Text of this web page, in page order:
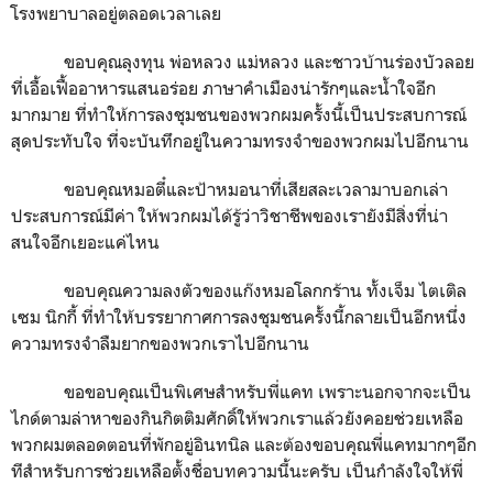
โรงพยาบาลอยู่ตลอดเวลาเลย
ขอบคุณลุงทุน พ่อหลวง แม่หลวง และชาวบ้านร่องบัวลอย
ที่เอื้อเฟื้ออาหารแสนอร่อย ภาษาคำเมืองน่ารักๆและน้ำใจอีก
มากมาย ที่ทำให้การลงชุมชนของพวกผมครั้งนี้เป็นประสบการณ์
สุดประทับใจ ที่จะบันทึกอยู่ในความทรงจำของพวกผมไปอีกนาน
ขอบคุณหมอตี๋และป้าหมอนาที่เสียสละเวลามาบอกเล่า
ประสบการณ์มีค่า ให้พวกผมได้รู้ว่าวิชาชีพของเรายังมีสิ่งที่น่า
สนใจอีกเยอะแค่ไหน
ขอบคุณความลงตัวของแก๊งหมอโลกกร้าน ทั้งเจ็ม ไตเติล
เซม นิกกี้ ที่ทำให้บรรยากาศการลงชุมชนครั้งนี้กลายเป็นอีกหนึ่ง
ความทรงจำลืมยากของพวกเราไปอีกนาน
ขอขอบคุณเป็นพิเศษสำหรับพี่แคท เพราะนอกจากจะเป็น
ไกด์ตามล่าหาของกินกิตติมศักดิ์ให้พวกเราแล้วยังคอยช่วยเหลือ
พวกผมตลอดตอนที่พักอยู่อินทนิล และต้องขอบคุณพี่แคทมากๆอีก
ทีสำหรับการช่วยเหลือตั้งชื่อบทความนี้นะครับ เป็นกำลังใจให้พี่